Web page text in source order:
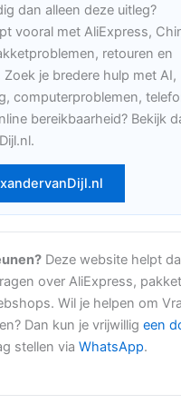
dan alleen deze uitleg?
vooral met AliExpress,
retouren en
je bredere hulp met AI,
computerproblemen,
bereikbaarheid? Bekijk
Deze website helpt
over AliExpress,
Wil je helpen om
Dan kun je vrijwilligeen
stellen viaWhatsApp.